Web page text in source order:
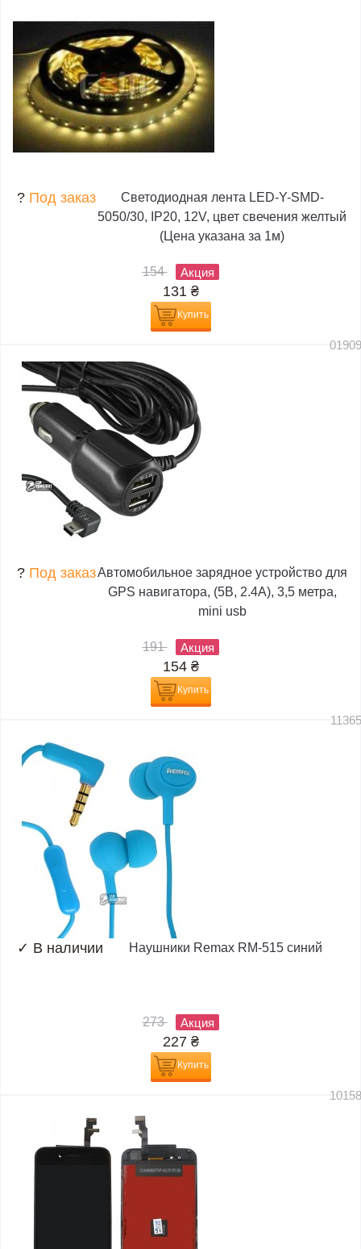
? Под заказ
Светодиодная лента LED-Y-SMD-
5050/30, IP20, 12V, цвет свечения желтый
(Цена указана за 1м)
154 Акция
131 ₴
Купить
? Под заказАвтомобильное зарядное устройство для
GPS навигатора, (5В, 2.4А), 3,5 метра,
mini usb
191 Акция
154 ₴
Купить
✓ В наличии Наушники Remax RM-515 синий
273 Акция
227 ₴
Купить